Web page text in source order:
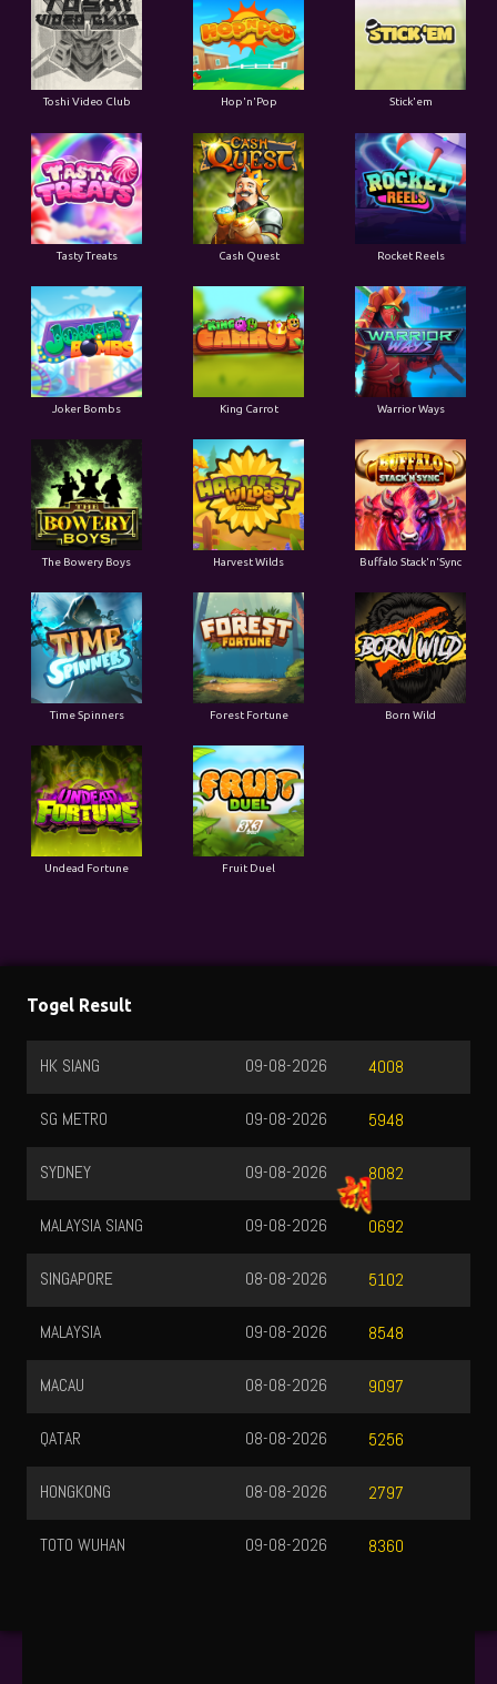
Toshi Video Club Hop'n'Pop Stick'em
Tasty Treats Cash Quest Rocket Reels
Joker Bombs King Carrot Warrior Ways
The Bowery Boys Harvest Wilds Buffalo Stack'n'Sync
Time Spinners Forest Fortune Born Wild
Undead Fortune Fruit Duel
Togel Result
HK SIANG 4008
09-08-2026
SG METRO 5948
09-08-2026
SYDNEY 8082
09-08-2026
MALAYSIA SIANG 0692
09-08-2026
SINGAPORE 5102
08-08-2026
MALAYSIA 8548
09-08-2026
MACAU 9097
08-08-2026
QATAR 5256
08-08-2026
HONGKONG 2797
08-08-2026
TOTO WUHAN 8360
09-08-2026